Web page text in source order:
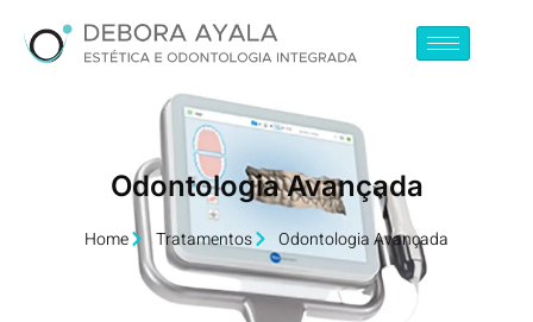
Odontologia Avançada
Home Tratamentos Odontologia Avançada